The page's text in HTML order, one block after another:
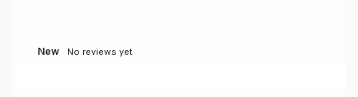
New No reviews yet